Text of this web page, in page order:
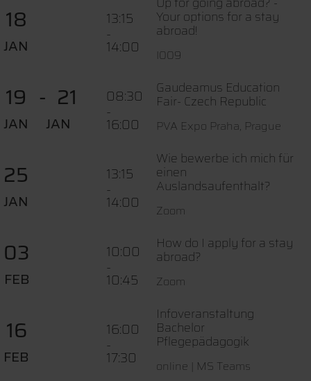
18
JAN
13:15
-
14:00
Your options for a stay
abroad!
I009
19
JAN
21
JAN
08:30
-
16:00
Gaudeamus Education
Fair- Czech Republic
PVA Expo Praha, Prague
25
JAN
13:15
-
14:00
Wie bewerbe ich mich für
einen
Auslandsaufenthalt?
Zoom
03
FEB
10:00
-
10:45
How do I apply for a stay
abroad?
Zoom
16
FEB
16:00
-
17:30
Infoveranstaltung
Bachelor
Pflegepädagogik
online | MS Teams